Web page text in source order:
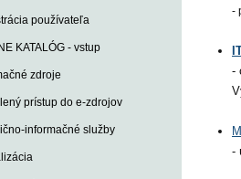
používateľa
KATALÓG - vstup
zdroje
prístup do e-zdrojov
informačné služby
-
-
-